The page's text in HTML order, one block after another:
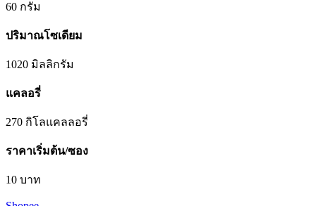
60 กรัม
ปริมาณโซเดียม
1020 มิลลิกรัม
แคลอรี่
270 กิโลแคลลอรี่
ราคาเริ่มต้น/ซอง
10 บาท